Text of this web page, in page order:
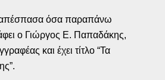
απέσπασα όσα παραπάνω
ο Γιώργος Ε. Παπαδάκης,
και έχει τίτλο “Τα